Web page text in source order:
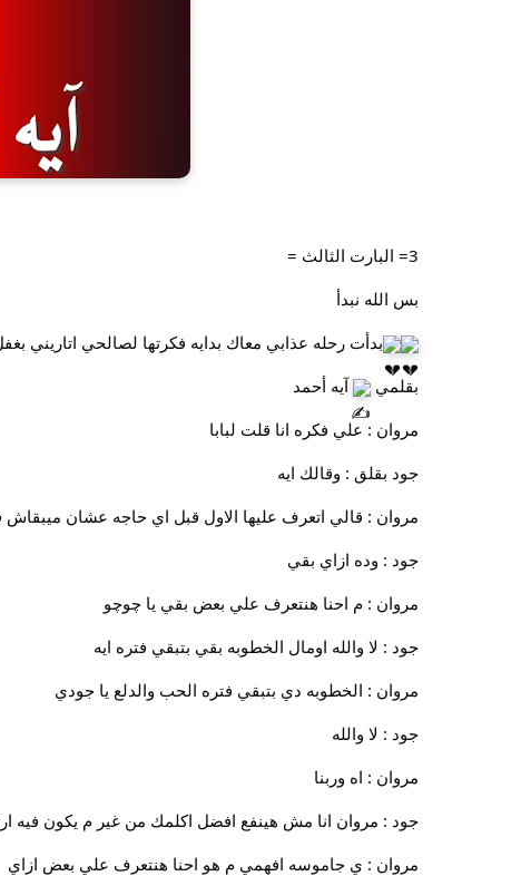
3= البارت الثالث =
بس الله نبدأ
بدأت رحله عذابي معاك بدايه فكرتها لصالحي اتاريني
بقلمي
آيه أحمد
مروان : علي فكره انا قلت لبابا
جود بقلق : وقالك ايه
مروان : قالي اتعرف عليها الاول قبل اي حاجه عشان ميبقاش
جود : وده ازاي بقي
مروان : م احنا هنتعرف علي بعض بقي يا چوچو
جود : لا والله اومال الخطوبه بقي بتبقي فتره ايه
مروان : الخطوبه دي بتبقي فتره الحب والدلع يا جودي
جود : لا والله
مروان : اه وربنا
جود : مروان انا مش هينفع افضل اكلمك من غير م يكون فيه
مروان : ي جاموسه افهمي م هو احنا هنتعرف علي بعض ازاي